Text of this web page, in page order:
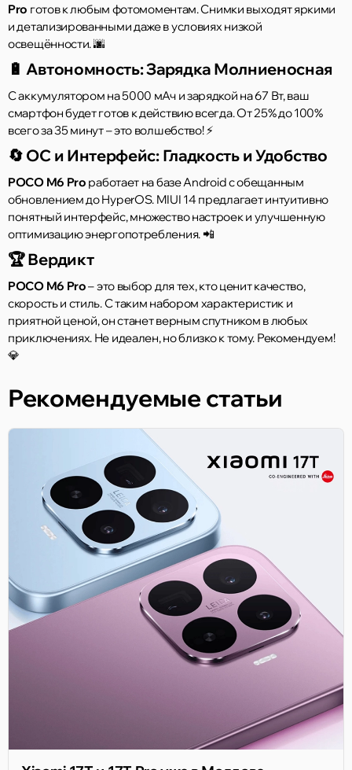
Pro готов к любым фотомоментам. Снимки выходят яркими
и детализированными даже в условиях низкой
освещённости. 🌆
🔋 Автономность: Зарядка Молниеносная
С аккумулятором на 5000 мАч и зарядкой на 67 Вт, ваш
смартфон будет готов к действию всегда. От 25% до 100%
всего за 35 минут – это волшебство! ⚡
🔄 ОС и Интерфейс: Гладкость и Удобство
POCO M6 Pro работает на базе Android с обещанным
обновлением до HyperOS. MIUI 14 предлагает интуитивно
понятный интерфейс, множество настроек и улучшенную
оптимизацию энергопотребления. 📲
🏆 Вердикт
POCO M6 Pro– это выбор для тех, кто ценит качество,
скорость и стиль. С таким набором характеристик и
приятной ценой, он станет верным спутником в любых
приключениях. Не идеален, но близко к тому. Рекомендуем!
💎
Рекомендуемые статьи